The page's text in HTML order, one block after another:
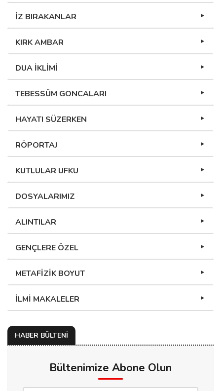
İZ BIRAKANLAR
KIRK AMBAR
DUA İKLİMİ
TEBESSÜM GONCALARI
HAYATI SÜZERKEN
RÖPORTAJ
KUTLULAR UFKU
DOSYALARIMIZ
ALINTILAR
GENÇLERE ÖZEL
METAFİZİK BOYUT
İLMİ MAKALELER
HABER BÜLTENİ
Bültenimize Abone Olun